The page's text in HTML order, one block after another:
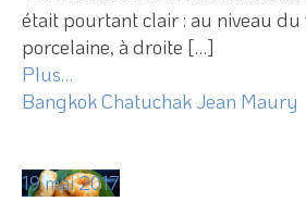
était pourtant clair : au niveau
porcelaine, à droite […]
Plus…
BangkokChatuchakJean Maury
19 mai 2017